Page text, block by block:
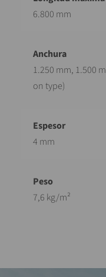
6.800 mm
1.250 mm, 1.500
on type)
4 mm
7,6 kg/m²